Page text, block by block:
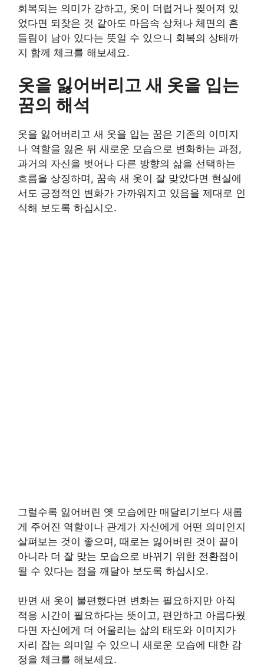
회복되는 의미가 강하고, 옷이 더럽거나 찢어져 있
었다면 되찾은 것 같아도 마음속 상처나 체면의 흔
들림이 남아 있다는 뜻일 수 있으니 회복의 상태까
지 함께 체크를 해보세요.
옷을 잃어버리고 새 옷을 입는
꿈의 해석
옷을 잃어버리고 새 옷을 입는 꿈은 기존의 이미지
나 역할을 잃은 뒤 새로운 모습으로 변화하는 과정,
과거의 자신을 벗어나 다른 방향의 삶을 선택하는
흐름을 상징하며, 꿈속 새 옷이 잘 맞았다면 현실에
서도 긍정적인 변화가 가까워지고 있음을 제대로 인
식해 보도록 하십시오.
그럴수록 잃어버린 옛 모습에만 매달리기보다 새롭
게 주어진 역할이나 관계가 자신에게 어떤 의미인지
살펴보는 것이 좋으며, 때로는 잃어버린 것이 끝이
아니라 더 잘 맞는 모습으로 바뀌기 위한 전환점이
될 수 있다는 점을 깨달아 보도록 하십시오.
반면 새 옷이 불편했다면 변화는 필요하지만 아직
적응 시간이 필요하다는 뜻이고, 편안하고 아름다웠
다면 자신에게 더 어울리는 삶의 태도와 이미지가
자리 잡는 의미일 수 있으니 새로운 모습에 대한 감
정을 체크를 해보세요.